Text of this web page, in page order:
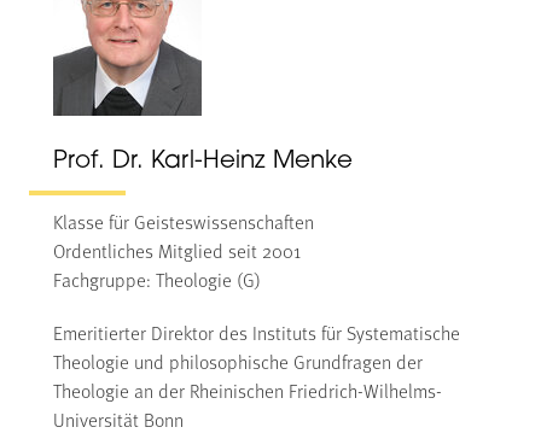
Prof. Dr. Karl-Heinz Menke
Klasse für Geisteswissenschaften
Ordentliches Mitglied seit 2001
Fachgruppe: Theologie (G)
Emeritierter Direktor des Instituts für Systematische
Theologie und philosophische Grundfragen der
Theologie an der Rheinischen Friedrich-Wilhelms-
Universität Bonn